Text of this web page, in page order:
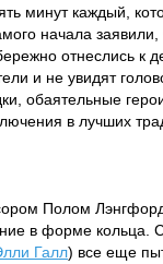
минут каждый,
начала заявили,
отнеслись к
и не увидят
обаятельные
в лучших
Полом
в форме кольца.
Галл) все еще